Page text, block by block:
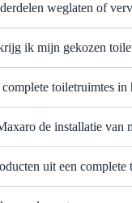
weglaten of
ik mijn gekozen
toiletruimtes
de installatie van
uit een